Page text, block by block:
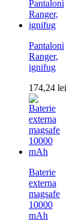
Pantaloni
Ranger,
ignifug
174,24 lei
Baterie
externa
magsafe
10000
mAh